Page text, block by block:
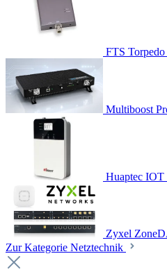
FTS
Multiboost
Huaptec IOT
Zyxel
Zur Kategorie Netztechnik